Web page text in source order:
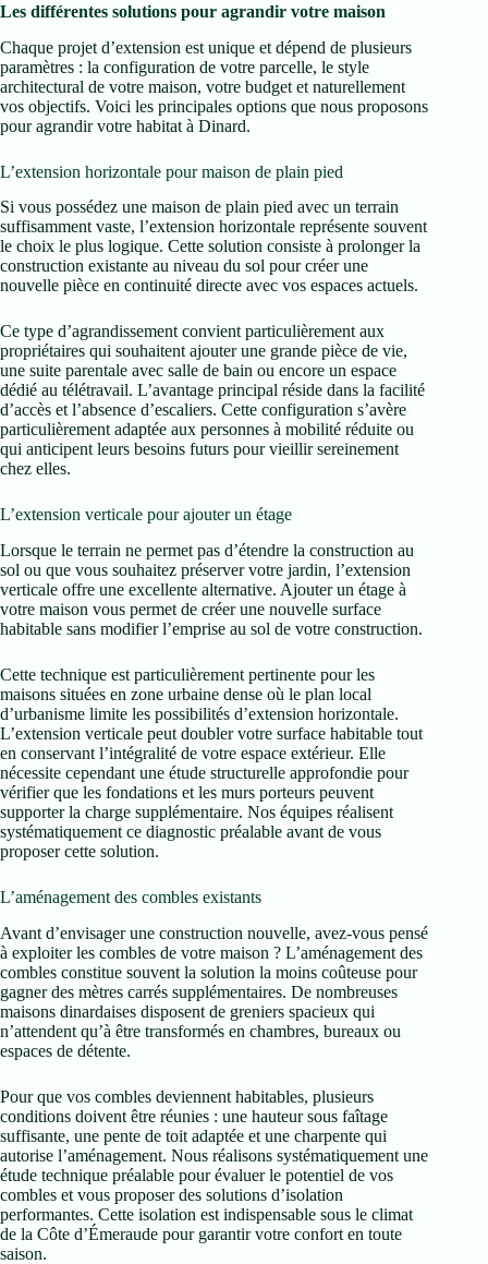
Les différentes solutions pour agrandir votre maison
Chaque projet d’extension est unique et dépend de plusieurs
paramètres : la configuration de votre parcelle, le style
architectural de votre maison, votre budget et naturellement
vos objectifs. Voici les principales options que nous proposons
pour agrandir votre habitat à Dinard.
L’extension horizontale pour maison de plain pied
Si vous possédez une maison de plain pied avec un terrain
suffisamment vaste, l’extension horizontale représente souvent
le choix le plus logique. Cette solution consiste à prolonger la
construction existante au niveau du sol pour créer une
nouvelle pièce en continuité directe avec vos espaces actuels.
Ce type d’agrandissement convient particulièrement aux
propriétaires qui souhaitent ajouter une grande pièce de vie,
une suite parentale avec salle de bain ou encore un espace
dédié au télétravail. L’avantage principal réside dans la facilité
d’accès et l’absence d’escaliers. Cette configuration s’avère
particulièrement adaptée aux personnes à mobilité réduite ou
qui anticipent leurs besoins futurs pour vieillir sereinement
chez elles.
L’extension verticale pour ajouter un étage
Lorsque le terrain ne permet pas d’étendre la construction au
sol ou que vous souhaitez préserver votre jardin, l’extension
verticale offre une excellente alternative. Ajouter un étage à
votre maison vous permet de créer une nouvelle surface
habitable sans modifier l’emprise au sol de votre construction.
Cette technique est particulièrement pertinente pour les
maisons situées en zone urbaine dense où le plan local
d’urbanisme limite les possibilités d’extension horizontale.
L’extension verticale peut doubler votre surface habitable tout
en conservant l’intégralité de votre espace extérieur. Elle
nécessite cependant une étude structurelle approfondie pour
vérifier que les fondations et les murs porteurs peuvent
supporter la charge supplémentaire. Nos équipes réalisent
systématiquement ce diagnostic préalable avant de vous
proposer cette solution.
L’aménagement des combles existants
Avant d’envisager une construction nouvelle, avez-vous pensé
à exploiter les combles de votre maison ? L’aménagement des
combles constitue souvent la solution la moins coûteuse pour
gagner des mètres carrés supplémentaires. De nombreuses
maisons dinardaises disposent de greniers spacieux qui
n’attendent qu’à être transformés en chambres, bureaux ou
espaces de détente.
Pour que vos combles deviennent habitables, plusieurs
conditions doivent être réunies : une hauteur sous faîtage
suffisante, une pente de toit adaptée et une charpente qui
autorise l’aménagement. Nous réalisons systématiquement une
étude technique préalable pour évaluer le potentiel de vos
combles et vous proposer des solutions d’isolation
performantes. Cette isolation est indispensable sous le climat
de la Côte d’Émeraude pour garantir votre confort en toute
saison.